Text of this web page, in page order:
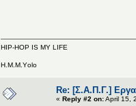
HIP-HOP IS MY LIFE
Η.Μ.Μ.Υolo
Re: [Σ.Α.Π.Γ.]
« Reply #2 on:April 15,